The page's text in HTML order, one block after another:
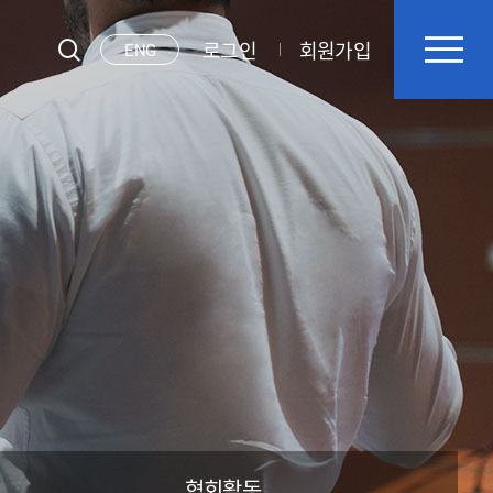
ENG 로그인 회원가입